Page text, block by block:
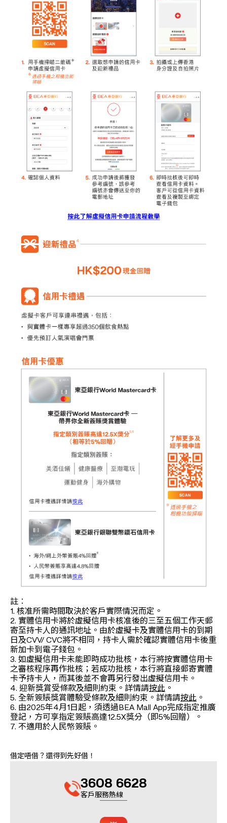
註︰
1. 核准所需時間取決於客戶實際情況而定。
2. 實體信用卡將於虛擬信用卡核准後的三至五個工作天郵
寄至持卡人的通訊地址。由於虛擬卡及實體信用卡的到期
日及CVV/ CVC將不相同，持卡人需於確認實體信用卡後重
新加卡到電子錢包。
3. 如虛擬信用卡未能即時成功批核，本行將按實體信用卡
之審核程序再作批核；若成功批核，本行將直接郵寄實體
卡予持卡人，而其後並不會再另行發出虛擬信用卡。
4. 迎新獎賞受條款及細則約束。詳情請按此 。
5. 全新簽賬獎賞體驗受條款及細則約束。詳情請按此 。
6. 由2025年4月1日起，須透過BEA Mall App完成指定推廣
登記，方可享指定簽賬高達12.5X獎分（即5%回贈）。
7. 不適用於人民幤簽賬。
借定唔借？還得到先好借！
3608 6628
客戶服務熱線